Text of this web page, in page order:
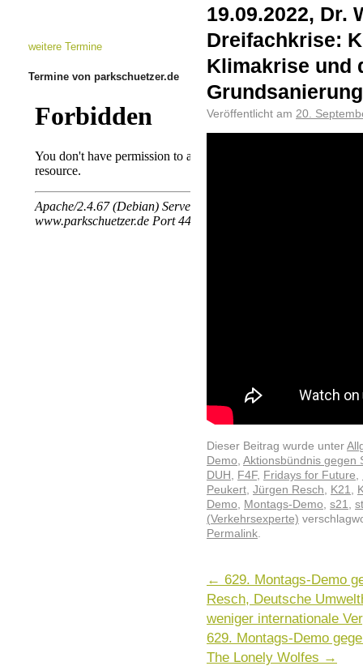
19.09.2022, Dr.
Dreifachkrise:
Klimakrise und
Veröffentlicht am 20.
Dieser Beitrag wurde unter
Demo Aktionsbündnis gegen
DUH
F4F, Fridays for Future
Peukert Jürgen Resch K21
Demo
Montags-Demo s21
(Verkehrsexperte)
Permalink
← 629. Montags-Demo
Resch, Deutsche
weniger internationale
629. Montags-Demo
The Lonely Wolfes →
weitere Termine
Termine von parkschuetzer.de